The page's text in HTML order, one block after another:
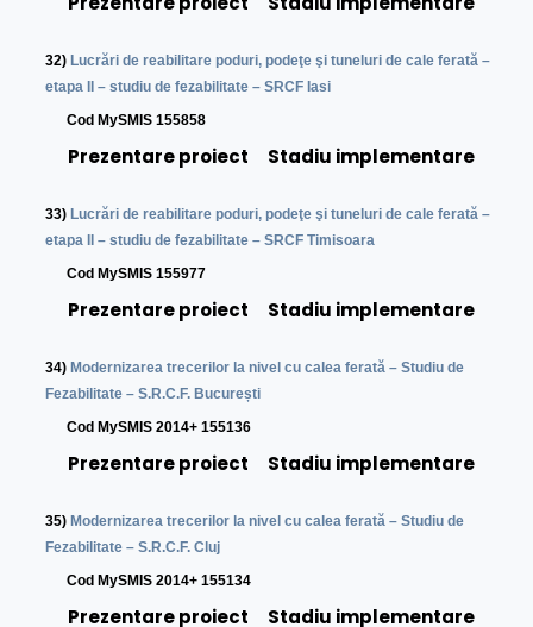
32) Lucrări de reabilitare poduri, podeţe şi tuneluri de cale ferată –
etapa II – studiu de fezabilitate – SRCF Iasi
Cod MySMIS 155858
Prezentare proiect Stadiu implementare
33) Lucrări de reabilitare poduri, podeţe şi tuneluri de cale ferată –
etapa II – studiu de fezabilitate – SRCF Timisoara
Cod MySMIS 155977
Prezentare proiect Stadiu implementare
34) Modernizarea trecerilor la nivel cu calea ferată – Studiu de
Fezabilitate – S.R.C.F. București
Cod MySMIS 2014+ 155136
Prezentare proiect Stadiu implementare
35) Modernizarea trecerilor la nivel cu calea ferată – Studiu de
Fezabilitate – S.R.C.F. Cluj
Cod MySMIS 2014+ 155134
Prezentare proiect Stadiu implementare